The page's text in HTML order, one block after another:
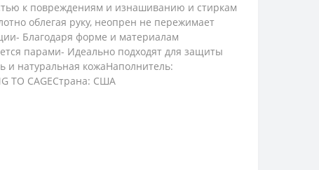
к повреждениям и изнашиванию и стиркам
облегая руку, неопрен не пережимает
Благодаря форме и материалам
парами- Идеально подходят для защиты
и натуральная кожаНаполнитель:
TO CAGEСтрана: США